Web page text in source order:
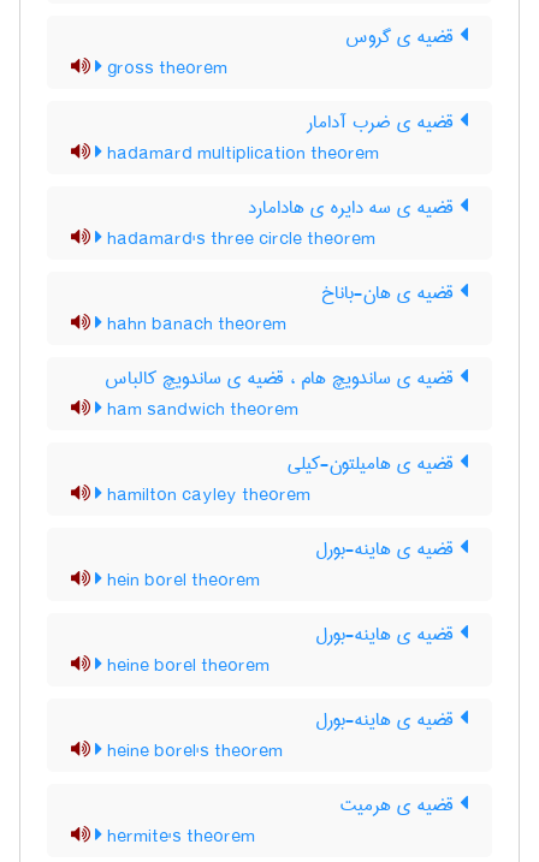
قضیه ی گروس
gross theorem
قضیه ی ضرب آدامار
hadamard multiplication theorem
قضیه ی سه دایره ی هادامارد
hadamard's three circle theorem
قضیه ی هان-باناخ
hahn banach theorem
قضیه ی ساندویچ هام ، قضیه ی ساندویچ کالباس
ham sandwich theorem
قضیه ی هامیلتون-کیلی
hamilton cayley theorem
قضیه ی هاینه-بورل
hein borel theorem
قضیه ی هاینه-بورل
heine borel theorem
قضیه ی هاینه-بورل
heine borel's theorem
قضیه ی هرمیت
hermite's theorem